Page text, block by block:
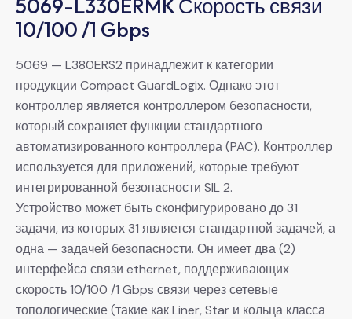
5069-L330ERMK Скорость связи
10/100 /1 Gbps
5069 — L380ERS2 принадлежит к категории
продукции Compact GuardLogix. Однако этот
контроллер является контроллером безопасности,
который сохраняет функции стандартного
автоматизированного контроллера (PAC). Контроллер
используется для приложений, которые требуют
интегрированной безопасности SIL 2.
Устройство может быть сконфигурировано до 31
задачи, из которых 31 является стандартной задачей, а
одна — задачей безопасности. Он имеет два (2)
интерфейса связи ethernet, поддерживающих
скорость 10/100 /1 Gbps связи через сетевые
топологические (такие как Liner, Star и кольца класса